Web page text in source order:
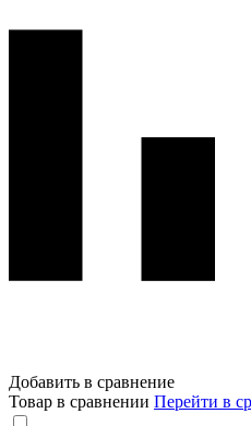
Добавить в сравнение
Товар в сравнении Перейти в